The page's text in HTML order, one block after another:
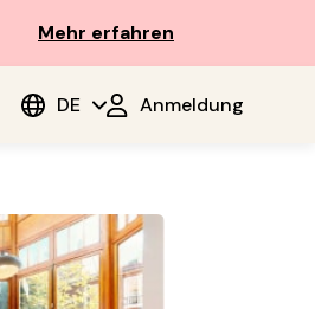
Mehr erfahren
DE Anmeldung